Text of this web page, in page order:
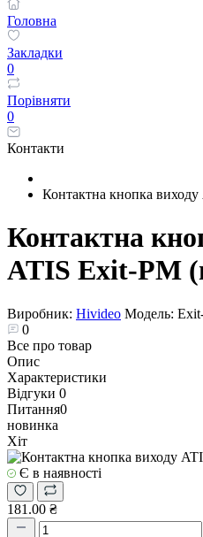
Головна
Закладки
0
Порівняти
0
Контакти
Контактна кнопка
Контактна
ATIS Exit-PM
Виробник: Hivideo Модель:
0
Все про товар
Опис
Характеристики
Відгуки 0
Питання0
новинка
Хіт
Є в наявності
181.00 ₴